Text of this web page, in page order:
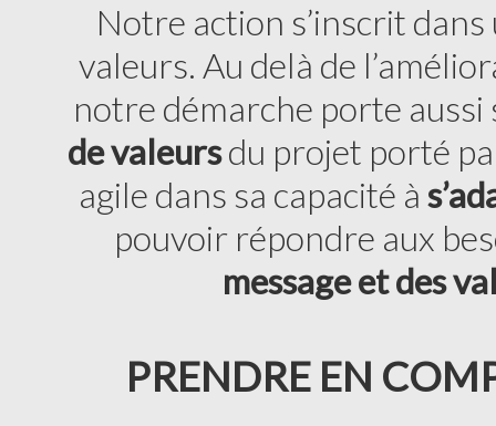
Notre action s’inscrit
valeurs. Au delà de
notre démarche porte
de valeursdu projet porté
agile dans sa capacité à
pouvoir répondre aux
message et des
PRENDRE EN